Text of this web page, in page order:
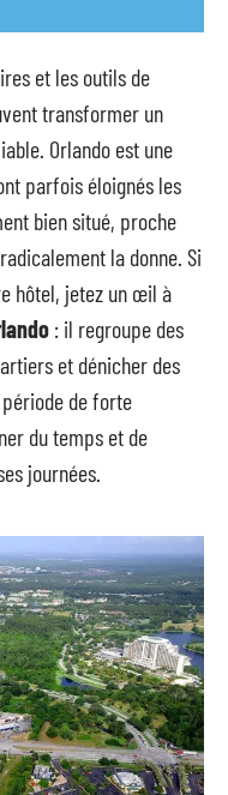
et les outils de
transformer un
Orlando est une
parfois éloignés les
bien situé, proche
la donne. Si
hôtel, jetez un œil à
: il regroupe des
et dénicher des
de forte
du temps et de
journées.